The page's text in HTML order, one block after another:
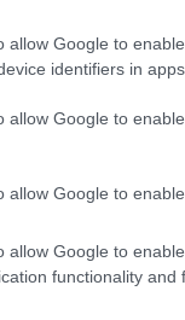
allow Google to
identifiers in apps.
allow Google to
allow Google to
allow Google to
functionality and
της ΕΛ.ΑΣ
της
μιας
εκφοβισμού,
και
κόσμου που
να